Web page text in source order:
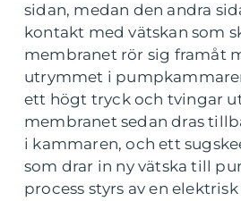
sidan, medan den andra
kontakt med vätskan som
membranet rör sig framåt
utrymmet i
ett högt tryck och tvingar
membranet sedan dras
i kammaren, och ett
som drar in ny vätska till
process styrs av en